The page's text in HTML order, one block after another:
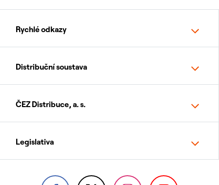
Rychlé odkazy
Distribuční soustava
ČEZ Distribuce, a. s.
Legislativa